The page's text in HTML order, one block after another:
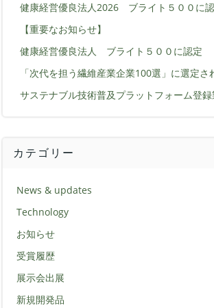
健康経営優良法人2026 ブライト５００に
【重要なお知らせ】
健康経営優良法人 ブライト５００に認定
「次代を担う繊維産業企業100選」に選定さ
サステナブル技術普及プラットフォーム登録
カテゴリー
News & updates
Technology
お知らせ
受賞履歴
展示会出展
新規開発品